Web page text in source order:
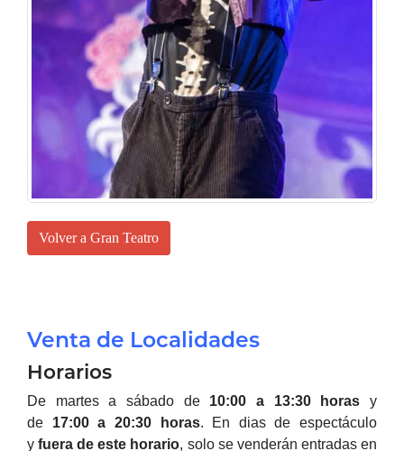
Volver a Gran Teatro
Venta de Localidades
Horarios
De martes a sábado de 10:00 a 13:30 horas y
de 17:00 a 20:30 horas.
En dias de espectáculo
yfuera de este horario, solo se venderán entradas en